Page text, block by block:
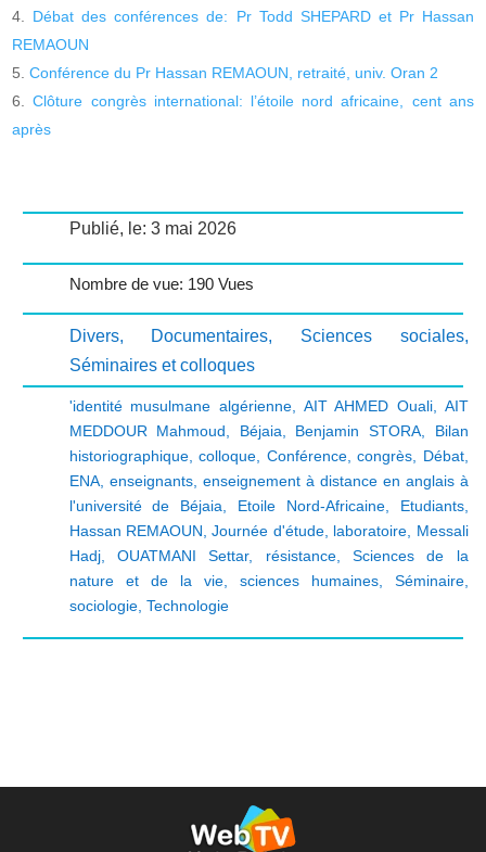
Débat des conférences de: Pr Todd SHEPARD et Pr Hassan
REMAOUN
Conférence du Pr Hassan REMAOUN, retraité, univ. Oran 2
Clôture congrès international: l’étoile nord africaine, cent ans
après
Publié, le: 3 mai 2026
Nombre de vue: 190 Vues
Divers, Documentaires, Sciences sociales,
Séminaires et colloques
'identité musulmane algérienne, AIT AHMED Ouali, AIT
MEDDOUR Mahmoud
Béjaia Benjamin STORA, Bilan
historiographique, colloque Conférence, congrès Débat,
ENA, enseignants, enseignement à distance en anglais à
l'université de Béjaia
Etoile Nord-Africaine, Etudiants,
Hassan REMAOUN ,Journée d'étude, laboratoire
Messali
Hadj, OUATMANI Settar, résistance, Sciences de la
nature et de la vie, sciences humaines, Séminaire,
sociologie, Technologie